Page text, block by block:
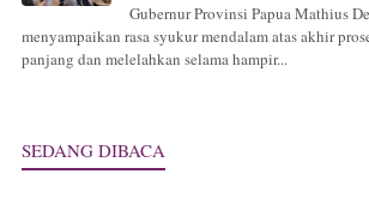
Gubernur Provinsi Papua Mathius
menyampaikan rasa syukur mendalam atas akhir
panjang dan melelahkan selama hampir...
SEDANG DIBACA